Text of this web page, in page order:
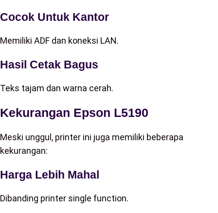
Cocok Untuk Kantor
Memiliki ADF dan koneksi LAN.
Hasil Cetak Bagus
Teks tajam dan warna cerah.
Kekurangan Epson L5190
Meski unggul, printer ini juga memiliki beberapa
kekurangan:
Harga Lebih Mahal
Dibanding printer single function.